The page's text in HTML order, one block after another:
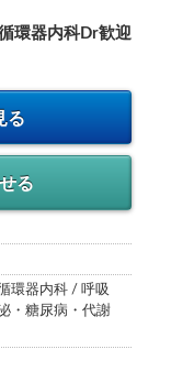
環器内科Dr歓迎
る
る
環器内科 / 呼吸
・糖尿病・代謝